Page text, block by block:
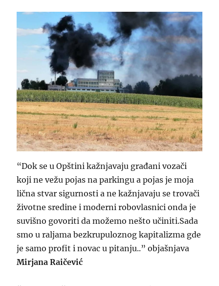
“Dok se u Opštini kažnjavaju građani vozači
koji ne vežu pojas na parkingu a pojas je moja
lična stvar sigurnosti a ne kažnjavaju se trovači
životne sredine i moderni robovlasnici onda je
suvišno govoriti da možemo nešto učiniti.Sada
smo u raljama bezkrupuloznog kapitalizma gde
je samo profit i novac u pitanju..” objašnjava
Mirjana Raičević